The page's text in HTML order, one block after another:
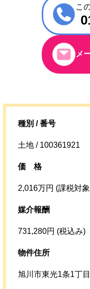
こ
メ
種別 / 番号
土地 / 100361921
価格
2,016万円 (課税対
媒介報酬
731,280円 (税込み)
物件住所
旭川市東光1条1丁目